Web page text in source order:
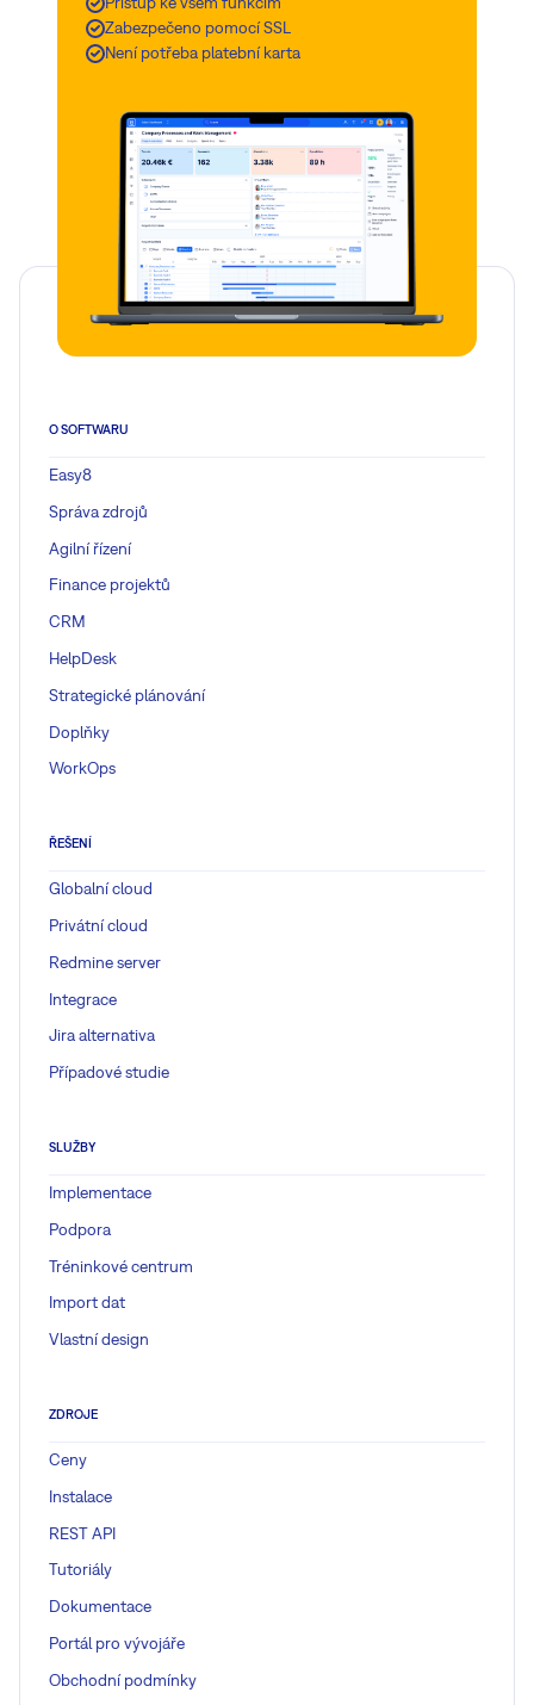
Zabezpečeno pomocí SSL
Není potřeba platební karta
O SOFTWARU
Easy8
Správa zdrojů
Agilní řízení
Finance projektů
CRM
HelpDesk
Strategické plánování
Doplňky
WorkOps
ŘEŠENÍ
Globalní cloud
Privátní cloud
Redmine server
Integrace
Jira alternativa
Případové studie
SLUŽBY
Implementace
Podpora
Tréninkové centrum
Import dat
Vlastní design
ZDROJE
Ceny
Instalace
REST API
Tutoriály
Dokumentace
Portál pro vývojáře
Obchodní podmínky